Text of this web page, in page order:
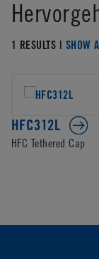
1 RESULTS | SHOW
HFC312L
HFC Tethered Cap